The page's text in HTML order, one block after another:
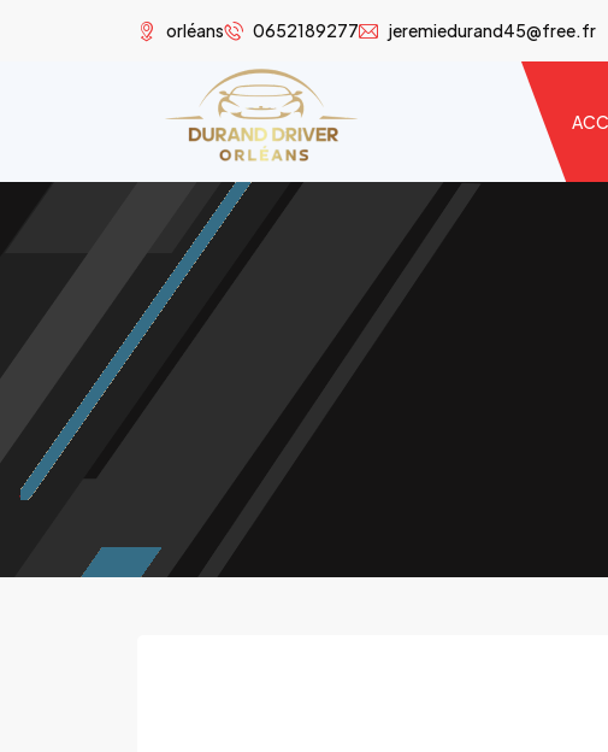
orléans 0652189277 jeremiedurand45@free.fr